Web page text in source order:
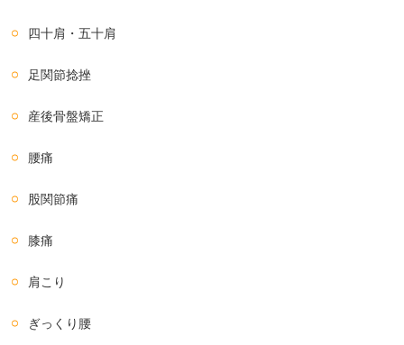
四十肩・五十肩
足関節捻挫
産後骨盤矯正
腰痛
股関節痛
膝痛
肩こり
ぎっくり腰